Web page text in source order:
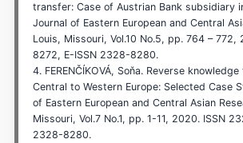
transfer: Case of Austrian Bank subsidiary
Journal of Eastern European and Central
Louis, Missouri, Vol.10 No.5, pp. 764 – 772,
8272, E-ISSN 2328-8280.
4. FERENČÍKOVÁ, Soňa. Reverse
Central to Western Europe: Selected Case
of Eastern European and Central Asian
Missouri, Vol.7 No.1, pp. 1-11, 2020. ISSN
2328-8280.